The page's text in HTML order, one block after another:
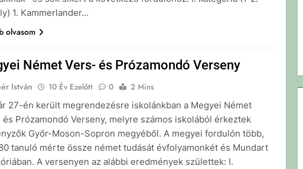
1. Kammerlander…
olvasom
Német Vers- és Prózamondó Verseny
István 10 Év Ezelőtt 0
2 Mins
27-én került megrendezésre iskolánkban a Megyei Német
és Prózamondó Verseny, melyre számos iskolából érkeztek
Győr-Moson-Sopron megyéből. A megyei fordulón több,
tanuló mérte össze német tudását évfolyamonkét és Mundart
A versenyen az alábbi eredmények születtek: I.